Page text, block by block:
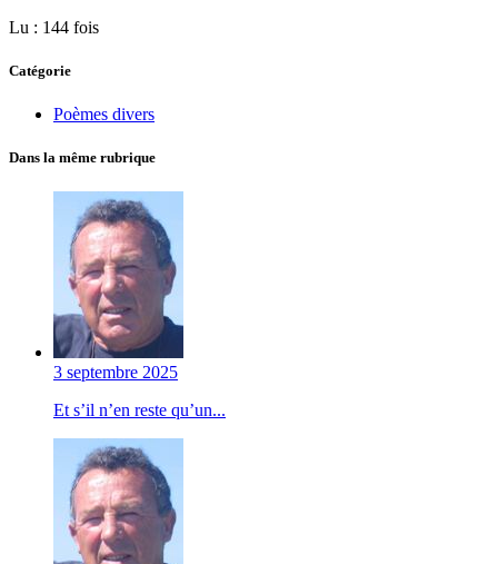
Lu : 144 fois
Catégorie
Poèmes divers
Dans la même rubrique
3 septembre 2025
Et s’il n’en reste qu’un...